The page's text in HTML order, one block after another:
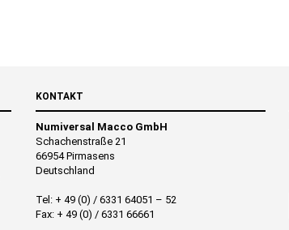
KONTAKT
Numiversal Macco GmbH
Schachenstraße 21
66954 Pirmasens
Deutschland
Tel: + 49 (0) / 6331 64051 – 52
Fax: + 49 (0) / 6331 66661